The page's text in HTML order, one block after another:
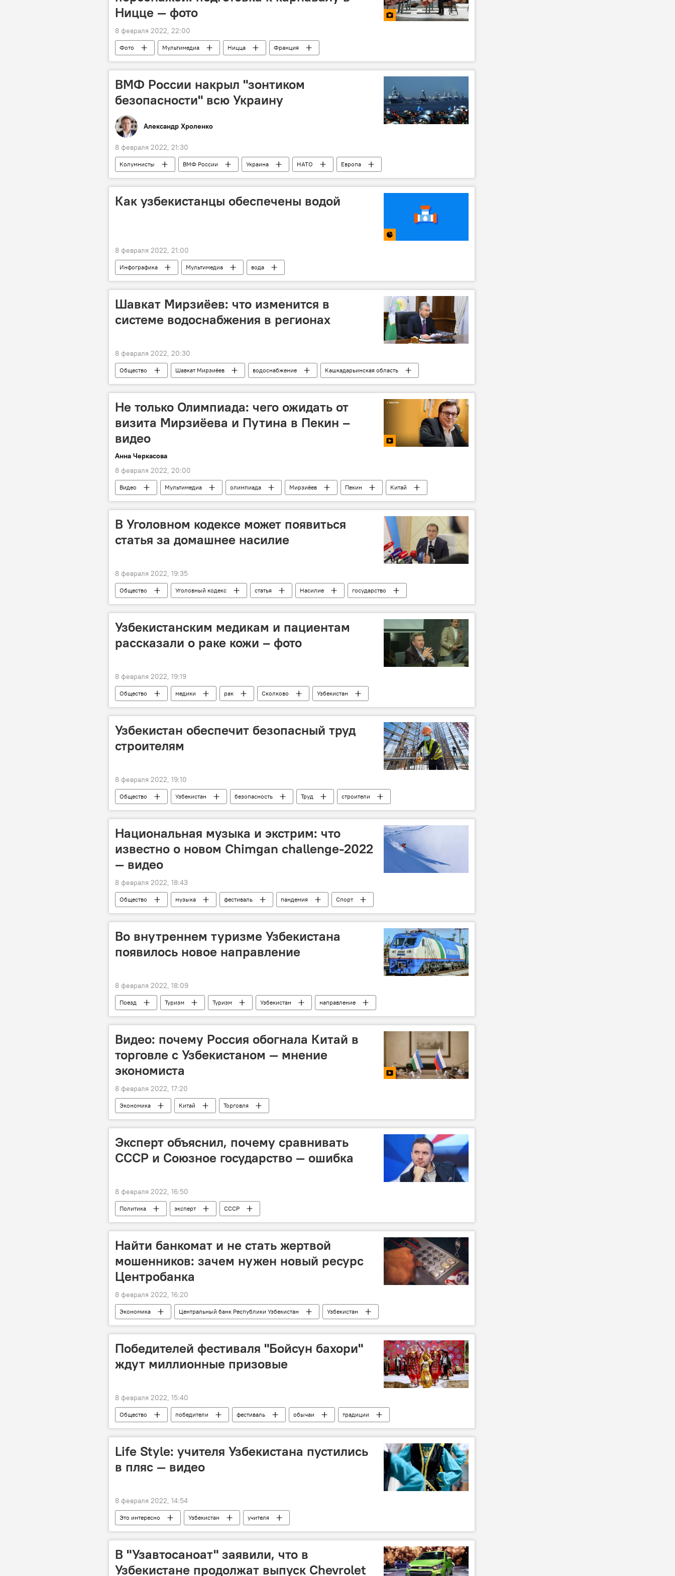
Ницце — фото
8 февраля 2022, 22:00
Фото Мультимедиа Ницца Франция
ВМФ России накрыл "зонтиком
безопасности" всю Украину
Александр Хроленко
8 февраля 2022, 21:30
Колумнисты ВМФ России Украина НАТО Европа
Как узбекистанцы обеспечены водой
8 февраля 2022, 21:00
Инфографика Мультимедиа вода
Шавкат Мирзиёев: что изменится в
системе водоснабжения в регионах
8 февраля 2022, 20:30
Общество Шавкат Мирзиёев водоснабжение
Кашкадарьинская область
Сурхандарьинская область
Джизакская область
Не только Олимпиада: чего ожидать от
визита Мирзиёева и Путина в Пекин –
видео
Анна Черкасова
8 февраля 2022, 20:00
Видео Мультимедиа олимпиада Мирзиёев Пекин
Китай
Центральная Азия
В Уголовном кодексе может появиться
статья за домашнее насилие
8 февраля 2022, 19:35
Общество Уголовный кодекс статья Насилие
государство
защита женщин
Русланбек Давлетов
Узбекистанским медикам и пациентам
рассказали о раке кожи – фото
8 февраля 2022, 19:19
Общество медики рак Сколково Узбекистан
Узбекистан обеспечит безопасный труд
строителям
8 февраля 2022, 19:10
Общество Узбекистан безопасность Труд строители
Национальная музыка и экстрим: что
известно о новом Chimgan challenge-2022
— видео
8 февраля 2022, 18:43
Общество музыка фестиваль пандемия Спорт
Во внутреннем туризме Узбекистана
появилось новое направление
8 февраля 2022, 18:09
Поезд Туризм Туризм Узбекистан направление
Видео: почему Россия обогнала Китай в
торговле с Узбекистаном — мнение
экономиста
8 февраля 2022, 17:20
Экономика Китай Торговля
Эксперт объяснил, почему сравнивать
СССР и Союзное государство — ошибка
8 февраля 2022, 16:50
Политика эксперт СССР
Найти банкомат и не стать жертвой
мошенников: зачем нужен новый ресурс
Центробанка
8 февраля 2022, 16:20
Экономика Центральный банк Республики Узбекистан Узбекистан
Победителей фестиваля "Бойсун бахори"
ждут миллионные призовые
8 февраля 2022, 15:40
Общество победители фестиваль обычаи традиции
Life Style: учителя Узбекистана пустились
в пляс — видео
8 февраля 2022, 14:54
Это интересно Узбекистан учителя
В "Узавтосаноат" заявили, что в
Узбекистане продолжат выпуск Chevrolet